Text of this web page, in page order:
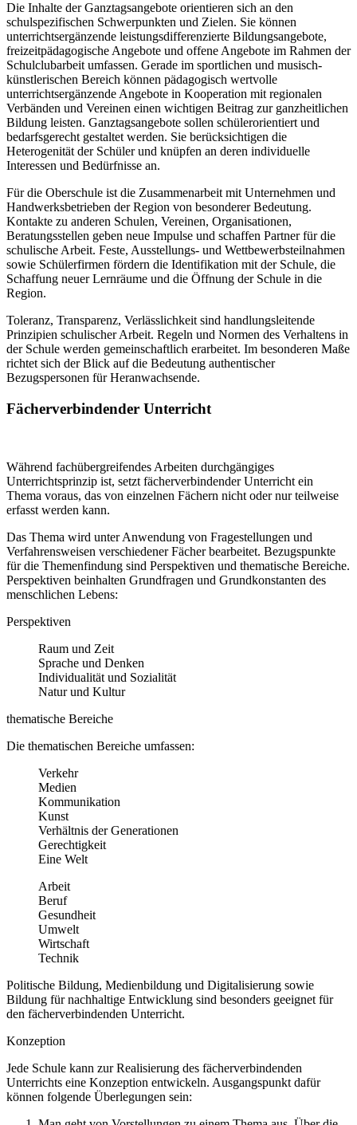
Die Inhalte der Ganztagsangebote orientieren sich an den
schulspezifischen Schwerpunkten und Zielen. Sie können
unterrichtsergänzende leistungsdifferenzierte Bildungsangebote,
freizeitpädagogische Angebote und offene Angebote im Rahmen der
Schulclubarbeit umfassen. Gerade im sportlichen und musisch-
künstlerischen Bereich können pädagogisch wertvolle
unterrichtsergänzende Angebote in Kooperation mit regionalen
Verbänden und Vereinen einen wichtigen Beitrag zur ganzheitlichen
Bildung leisten. Ganztagsangebote sollen schülerorientiert und
bedarfsgerecht gestaltet werden. Sie berücksichtigen die
Heterogenität der Schüler und knüpfen an deren individuelle
Interessen und Bedürfnisse an.
Für die Oberschule ist die Zusammenarbeit mit Unternehmen und
Handwerksbetrieben der Region von besonderer Bedeutung.
Kontakte zu anderen Schulen, Vereinen, Organisationen,
Beratungsstellen geben neue Impulse und schaffen Partner für die
schulische Arbeit. Feste, Ausstellungs- und Wettbewerbsteilnahmen
sowie Schülerfirmen fördern die Identifikation mit der Schule, die
Schaffung neuer Lernräume und die Öffnung der Schule in die
Region.
Toleranz, Transparenz, Verlässlichkeit sind handlungsleitende
Prinzipien schulischer Arbeit. Regeln und Normen des Verhaltens in
der Schule werden gemeinschaftlich erarbeitet. Im besonderen Maße
richtet sich der Blick auf die Bedeutung authentischer
Bezugspersonen für Heranwachsende.
Fächerverbindender Unterricht
Während fachübergreifendes Arbeiten durchgängiges
Unterrichtsprinzip ist, setzt fächerverbindender Unterricht ein
Thema voraus, das von einzelnen Fächern nicht oder nur teilweise
erfasst werden kann.
Das Thema wird unter Anwendung von Fragestellungen und
Verfahrensweisen verschiedener Fächer bearbeitet. Bezugspunkte
für die Themenfindung sind Perspektiven und thematische Bereiche.
Perspektiven beinhalten Grundfragen und Grundkonstanten des
menschlichen Lebens:
Perspektiven
Raum und Zeit
Sprache und Denken
Individualität und Sozialität
Natur und Kultur
thematische Bereiche
Die thematischen Bereiche umfassen:
Verkehr
Medien
Kommunikation
Kunst
Verhältnis der Generationen
Gerechtigkeit
Eine Welt
Arbeit
Beruf
Gesundheit
Umwelt
Wirtschaft
Technik
Politische Bildung, Medienbildung und Digitalisierung sowie
Bildung für nachhaltige Entwicklung sind besonders geeignet für
den fächerverbindenden Unterricht.
Konzeption
Jede Schule kann zur Realisierung des fächerverbindenden
Unterrichts eine Konzeption entwickeln. Ausgangspunkt dafür
können folgende Überlegungen sein: